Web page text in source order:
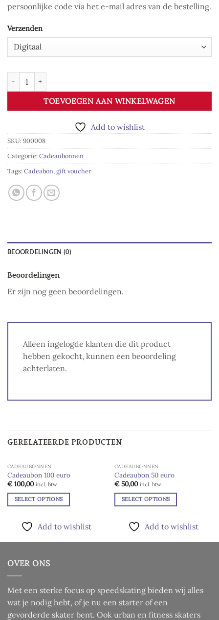
persoonlijke code via het e-mail adres van de bestelling.
Verzenden
Cadeaubon 25 euro aantal
TOEVOEGEN AAN WINKELWAGEN
Add to wishlist
SKU:900008
Categorie:Cadeaubonnen
Tags:Cadeabon,gift voucher
BEOORDELINGEN (0)
Beoordelingen
Er zijn nog geen beoordelingen.
Alleen ingelogde klanten die dit product
hebben gekocht, kunnen een beoordeling
achterlaten.
GERELATEERDE PRODUCTEN
CADEAUBONNEN
Cadeaubon 100 euro
€100,00 incl. btw
SELECT OPTIONS
Add to wishlist
CADEAUBONNEN
Cadeaubon 50 euro
€50,00 incl. btw
SELECT OPTIONS
Add to wishlist
OVER ONS
Met een sterke focus op speedskating bieden wij alles
wat je nodig hebt, of je nu een starter of een
gevorderde skater bent. Ook urban en fitness skaters